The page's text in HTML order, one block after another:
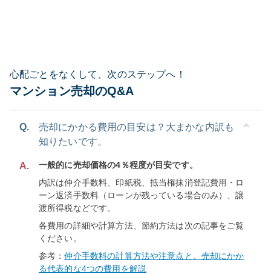
心配ごとをなくして、次のステップへ！
マンション売却のQ&A
Q.
売却にかかる費用の目安は？大まかな内訳も
知りたいです。
A.
一般的に売却価格の4％程度が目安です。
内訳は仲介手数料、印紙税、抵当権抹消登記費用・ロ
ーン返済手数料（ローンが残っている場合のみ）、譲
渡所得税などです。
各費用の詳細や計算方法、節約方法は次の記事をご覧
ください。
参考：仲介手数料の計算方法や注意点と、売却にかか
る代表的な4つの費用を解説